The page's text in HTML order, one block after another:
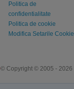
Politica de
confidentialitate
Politica de cookie
Modifica Setarile Cookie
© Copyright © 2005 - 2026